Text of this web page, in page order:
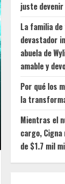
juste
La familia
devastador
abuela de
amable y
Por qué los
la
Mientras el
cargo,
de $1.7 mil